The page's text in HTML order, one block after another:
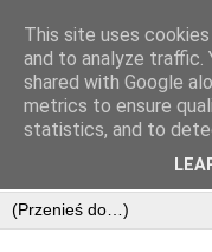
This site uses
and to analyze traffic.
shared with Google
metrics to ensure
statistics, and to